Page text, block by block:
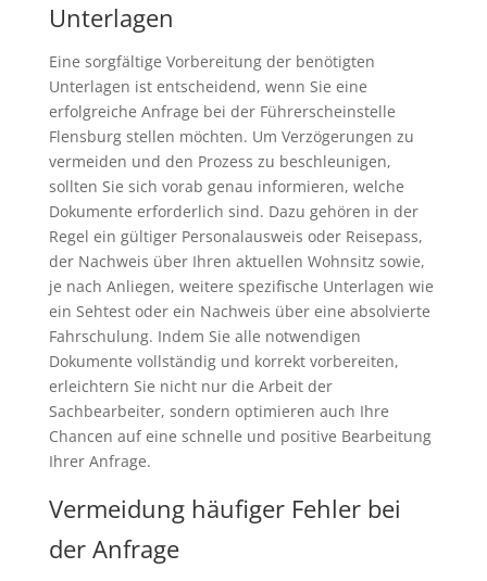
Unterlagen
Eine sorgfältige Vorbereitung der benötigten
Unterlagen ist entscheidend, wenn Sie eine
erfolgreiche Anfrage bei der Führerscheinstelle
Flensburg stellen möchten. Um Verzögerungen zu
vermeiden und den Prozess zu beschleunigen,
sollten Sie sich vorab genau informieren, welche
Dokumente erforderlich sind. Dazu gehören in der
Regel ein gültiger Personalausweis oder Reisepass,
der Nachweis über Ihren aktuellen Wohnsitz sowie,
je nach Anliegen, weitere spezifische Unterlagen wie
ein Sehtest oder ein Nachweis über eine absolvierte
Fahrschulung. Indem Sie alle notwendigen
Dokumente vollständig und korrekt vorbereiten,
erleichtern Sie nicht nur die Arbeit der
Sachbearbeiter, sondern optimieren auch Ihre
Chancen auf eine schnelle und positive Bearbeitung
Ihrer Anfrage.
Vermeidung häufiger Fehler bei
der Anfrage